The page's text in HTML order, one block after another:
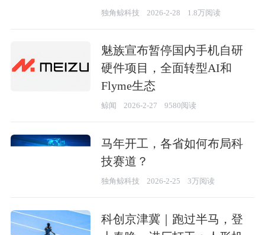
独角鲸科技 2026-2-28 1.8万阅读
魅族宣布暂停国内手机自研
硬件项目，全面转型AI和
Flyme生态
鲸闻 2026-2-27 9580阅读
马年开工，各省如何布局科
技赛道？
独角鲸科技 2026-2-25 3万阅读
科创京津冀｜跑过半马，登